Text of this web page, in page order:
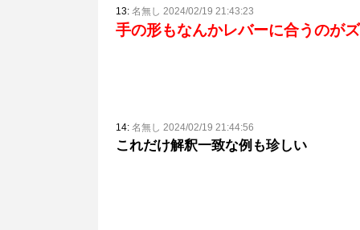
13: 名無し 2024/02/19 21:43:23
手の形もなんかレバーに合うのが
14: 名無し 2024/02/19 21:44:56
これだけ解釈一致な例も珍しい